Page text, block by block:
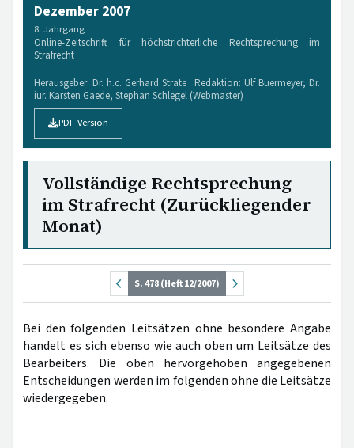
Dezember 2007
8. Jahrgang
Online-Zeitschrift für höchstrichterliche Rechtsprechung im
Strafrecht
Herausgeber: Dr. h.c. Gerhard Strate · Redaktion: Ulf Buermeyer, Dr.
iur. Karsten Gaede, Stephan Schlegel (Webmaster)
PDF-Version
Vollständige Rechtsprechung
im Strafrecht (Zurückliegender
Monat)
S. 478 (Heft 12/2007)
Bei den folgenden Leitsätzen ohne besondere Angabe
handelt es sich ebenso wie auch oben um Leitsätze des
Bearbeiters. Die oben hervorgehoben angegebenen
Entscheidungen werden im folgenden ohne die Leitsätze
wiedergegeben.